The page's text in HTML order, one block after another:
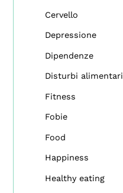
Cervello
Depressione
Dipendenze
Disturbi alimentari
Fitness
Fobie
Food
Happiness
Healthy eating